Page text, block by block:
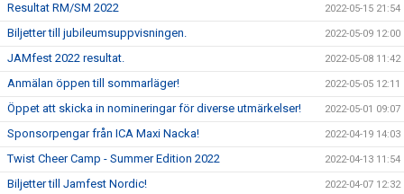
Resultat RM/SM 2022 2022-05-15 21:54
Biljetter till jubileumsuppvisningen. 2022-05-09 12:00
JAMfest 2022 resultat. 2022-05-08 11:42
Anmälan öppen till sommarläger! 2022-05-05 12:11
Öppet att skicka in nomineringar för diverse utmärkelser! 2022-05-01 09:07
Sponsorpengar från ICA Maxi Nacka! 2022-04-19 14:03
Twist Cheer Camp - Summer Edition 2022 2022-04-13 11:54
Biljetter till Jamfest Nordic! 2022-04-07 12:32